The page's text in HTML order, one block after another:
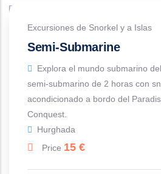
Excursiones de Snorkel y a Islas
Semi-Submarine
Explora el mundo submarino
semi-submarino de 2 horas con
acondicionado a bordo del
Conquest.
Hurghada
Price 15 €